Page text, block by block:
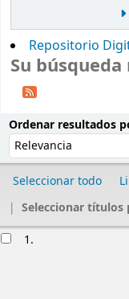
Repositorio
Su
Ordenar resultados
Seleccionar todo
Seleccionar títulos
1.